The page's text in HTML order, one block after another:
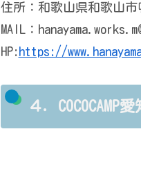
住所：和歌山県和歌山市
MAIL：
HP: https://
４．COCOCAMP